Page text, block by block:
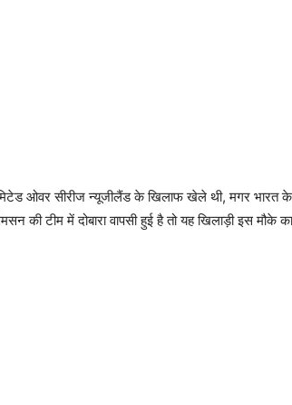
ओवर सीरीज न्यूजीलैंड के खिलाफ खेले थी, मगर भारत के
की टीम में दोबारा वापसी हुई है तो यह खिलाड़ी इस मौके